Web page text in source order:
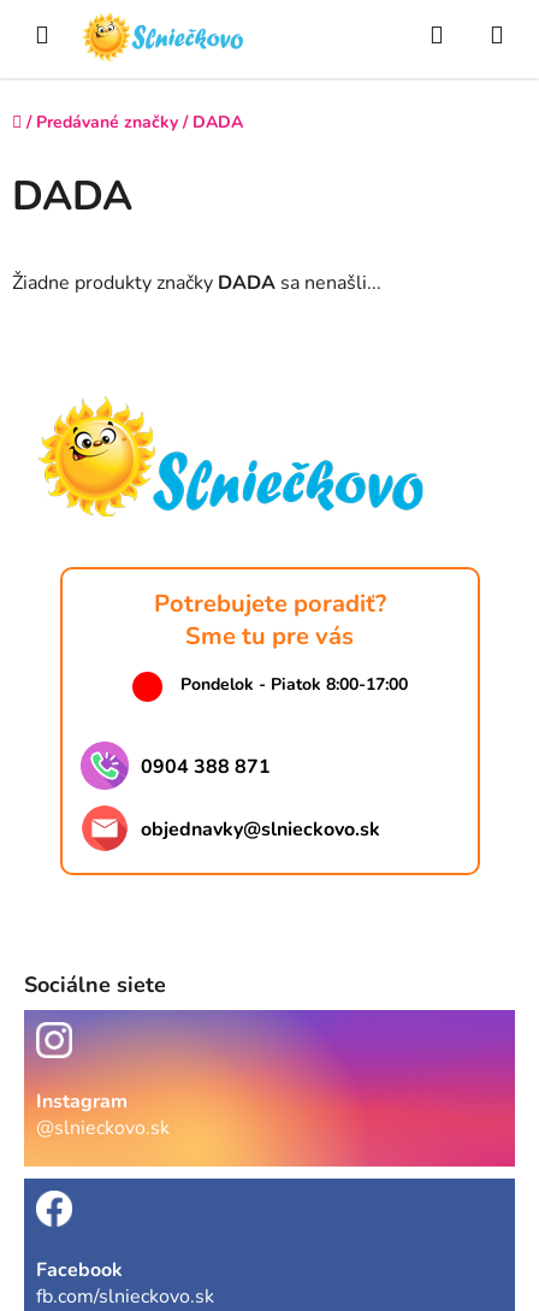
Hľadať
Domov
/ Predávané značky / DADA
DADA
Žiadne produkty značky DADA sa nenašli...
Potrebujete poradiť?
Sme tu pre vás
Pondelok - Piatok 8:00-17:00
0904 388 871
objednavky@slnieckovo.sk
Sociálne siete
Instagram
@slnieckovo.sk
Facebook
fb.com/slnieckovo.sk